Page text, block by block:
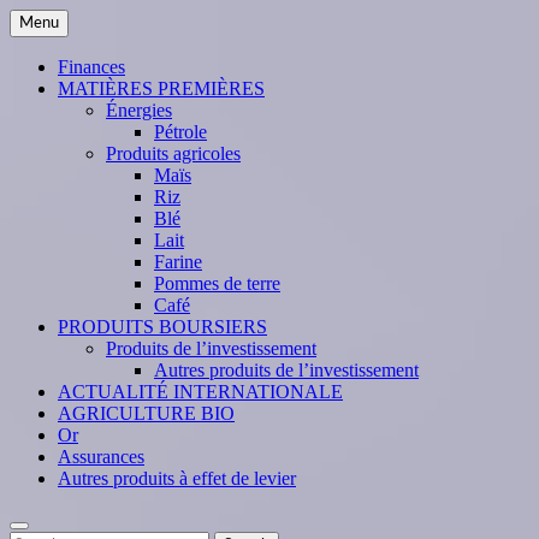
Skip
to
content
Menu
Finances
MATIÈRES PREMIÈRES
Énergies
Pétrole
Produits agricoles
Maïs
Riz
Blé
Lait
Farine
Pommes de terre
Café
PRODUITS BOURSIERS
Produits de l’investissement
Autres produits de l’investissement
ACTUALITÉ INTERNATIONALE
AGRICULTURE BIO
Or
Assurances
Autres produits à effet de levier
Search